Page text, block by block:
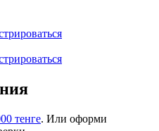
тенге. Или оформи